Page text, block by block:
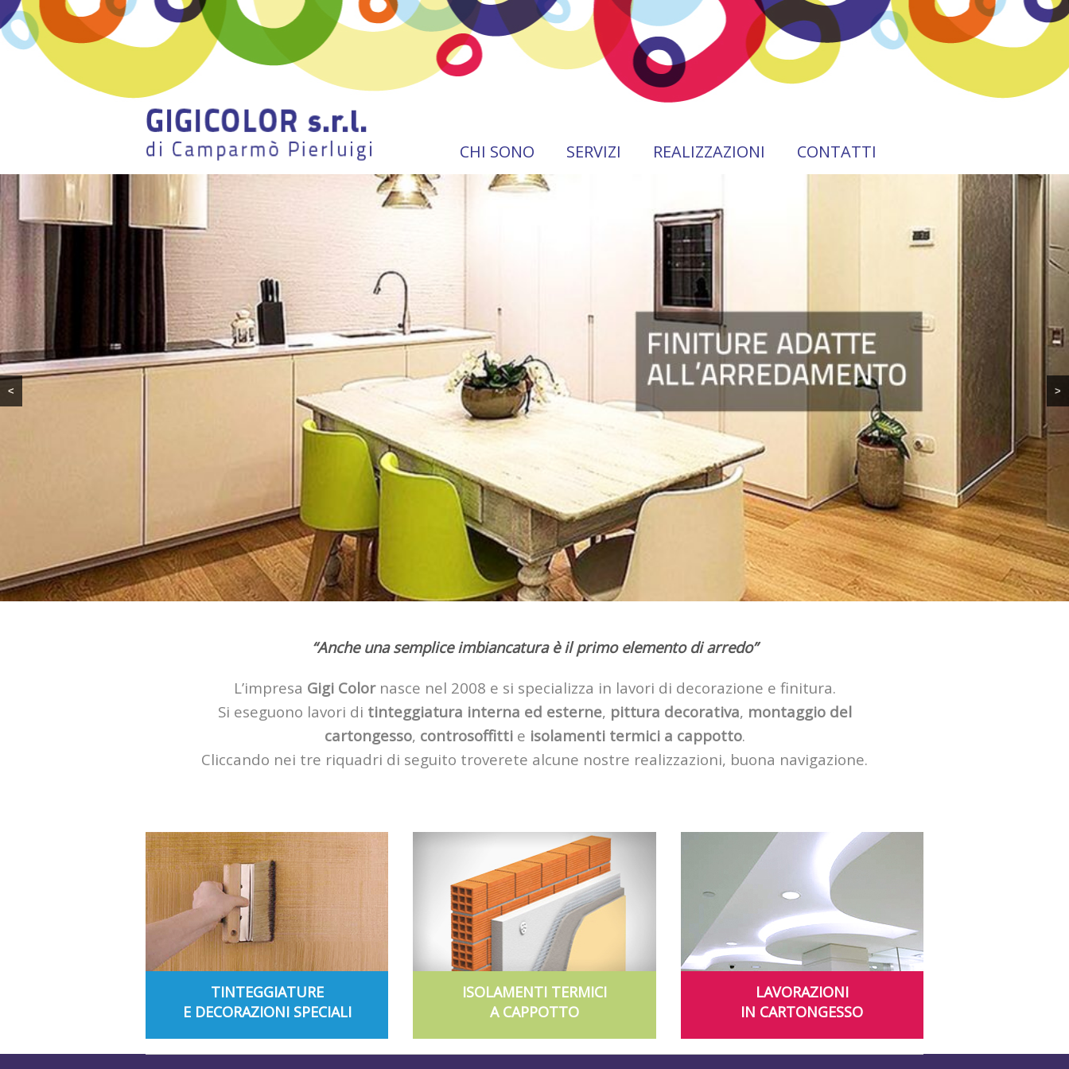
CHI SONO SERVIZI REALIZZAZIONI CONTATTI
< >
“Anche una semplice imbiancatura è il primo elemento di arredo”
L’impresa Gigi Colornasce nel 2008 e si specializza in lavori di decorazione e finitura.
Si eseguono lavori di tinteggiatura interna ed esterne, pittura decorativa, montaggio del
cartongesso, controsoffittie isolamenti termici a cappotto.
Cliccando nei tre riquadri di seguito troverete alcune nostre realizzazioni, buona navigazione.
TINTEGGIATURE
E DECORAZIONI SPECIALI
ISOLAMENTI TERMICI
A CAPPOTTO
LAVORAZIONI
IN CARTONGESSO